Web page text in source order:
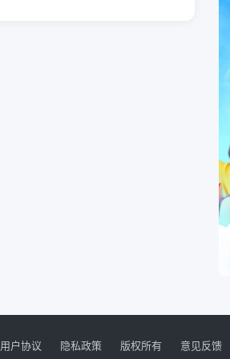
用户协议 隐私政策 版权所有 意见反馈